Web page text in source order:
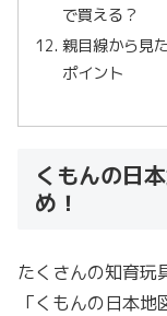
で買える？
親目線から見
ポイント
くもんの日
め！
たくさんの知育玩
「くもんの日本